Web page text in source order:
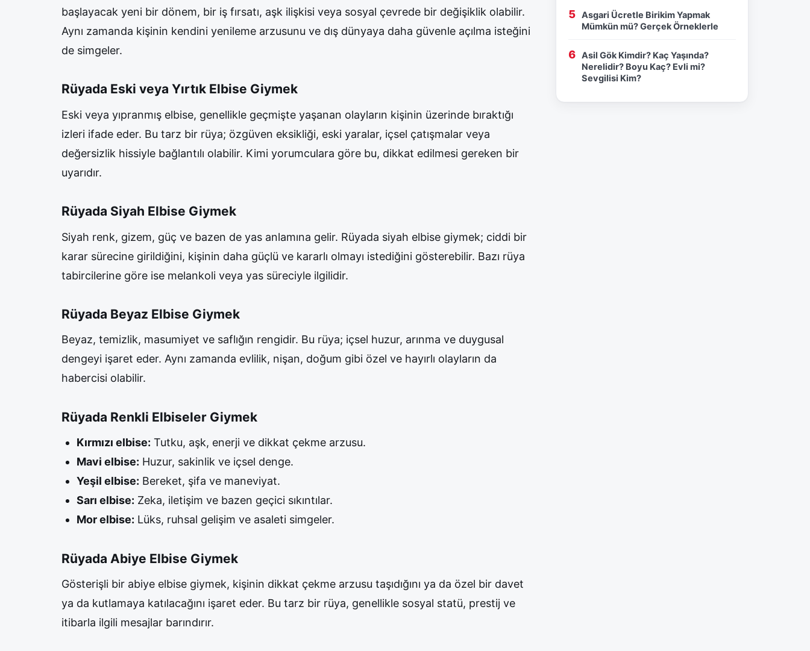
başlayacak yeni bir dönem, bir iş fırsatı, aşk ilişkisi veya sosyal çevrede bir değişiklik olabilir.
Aynı zamanda kişinin kendini yenileme arzusunu ve dış dünyaya daha güvenle açılma isteğini
de simgeler.
Rüyada Eski veya Yırtık Elbise Giymek
Eski veya yıpranmış elbise, genellikle geçmişte yaşanan olayların kişinin üzerinde bıraktığı
izleri ifade eder. Bu tarz bir rüya; özgüven eksikliği, eski yaralar, içsel çatışmalar veya
değersizlik hissiyle bağlantılı olabilir. Kimi yorumculara göre bu, dikkat edilmesi gereken bir
uyarıdır.
Rüyada Siyah Elbise Giymek
Siyah renk, gizem, güç ve bazen de yas anlamına gelir. Rüyada siyah elbise giymek; ciddi bir
karar sürecine girildiğini, kişinin daha güçlü ve kararlı olmayı istediğini gösterebilir. Bazı rüya
tabircilerine göre ise melankoli veya yas süreciyle ilgilidir.
Rüyada Beyaz Elbise Giymek
Beyaz, temizlik, masumiyet ve saflığın rengidir. Bu rüya; içsel huzur, arınma ve duygusal
dengeyi işaret eder. Aynı zamanda evlilik, nişan, doğum gibi özel ve hayırlı olayların da
habercisi olabilir.
Rüyada Renkli Elbiseler Giymek
Kırmızı elbise: Tutku, aşk, enerji ve dikkat çekme arzusu.
Mavi elbise: Huzur, sakinlik ve içsel denge.
Yeşil elbise: Bereket, şifa ve maneviyat.
Sarı elbise: Zeka, iletişim ve bazen geçici sıkıntılar.
Mor elbise: Lüks, ruhsal gelişim ve asaleti simgeler.
Rüyada Abiye Elbise Giymek
Gösterişli bir abiye elbise giymek, kişinin dikkat çekme arzusu taşıdığını ya da özel bir davet
ya da kutlamaya katılacağını işaret eder. Bu tarz bir rüya, genellikle sosyal statü, prestij ve
itibarla ilgili mesajlar barındırır.
Asgari Ücretle Birikim Yapmak
Mümkün mü? Gerçek Örneklerle
Asil Gök Kimdir? Kaç Yaşında?
Nerelidir? Boyu Kaç? Evli mi?
Sevgilisi Kim?